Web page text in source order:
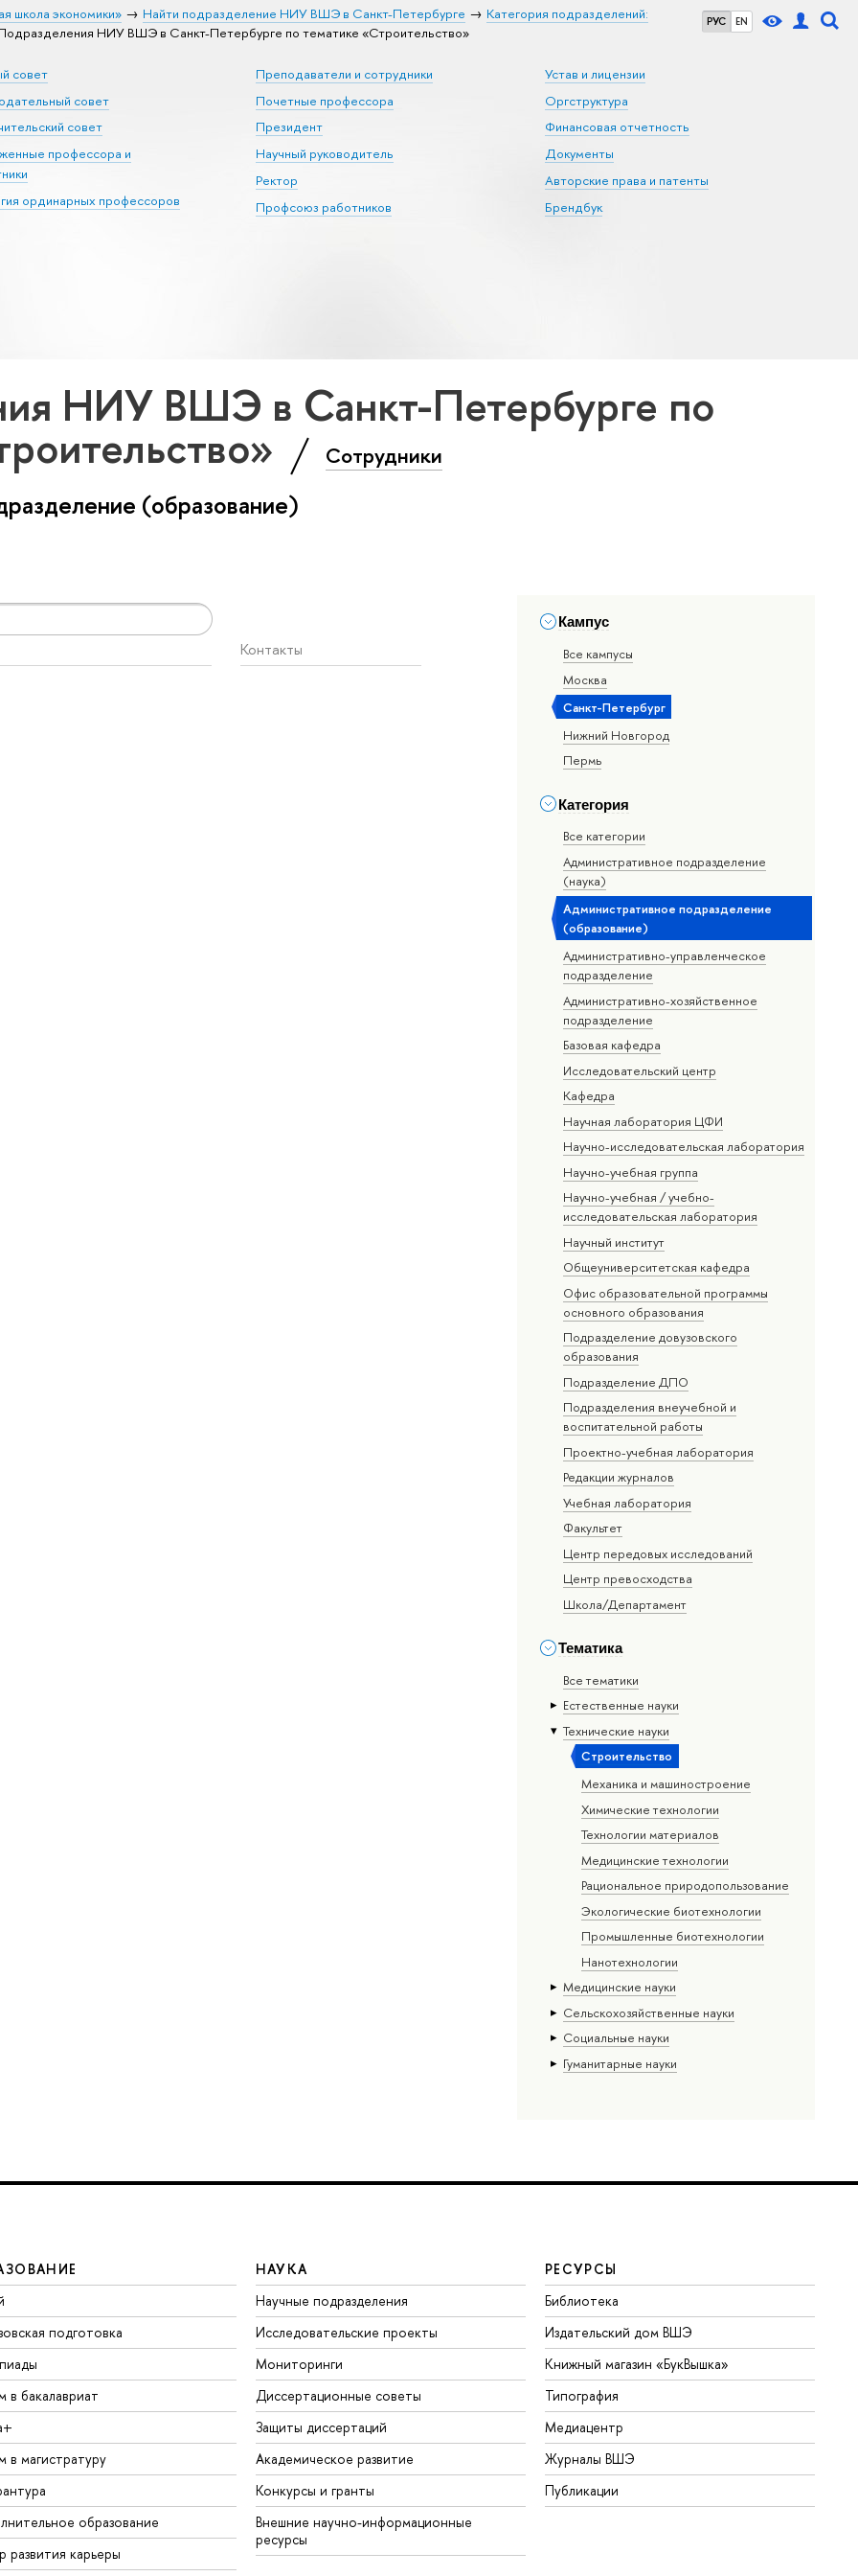
РУС EN
школа экономики» Найти подразделение НИУ ВШЭ в Санкт-Петербурге
Категория подразделений:
НИУ ВШЭ в Санкт-Петербурге по тематике «Строительство»
совет
совет
совет
профессора и
ординарных профессоров
Преподаватели и сотрудники
Почетные профессора
Президент
Научный руководитель
Ректор
Профсоюз работников
Устав и лицензии
Оргструктура
Финансовая отчетность
Документы
Авторские права и патенты
Брендбук
НИУ ВШЭ в Санкт-Петербурге по
Сотрудники
(образование)
Кампус
Все кампусы
Москва
Санкт-Петербург
Нижний Новгород
Пермь
Категория
Все категории
Административное подразделение
(наука)
Административное подразделение
(образование)
Административно-управленческое
подразделение
Административно-хозяйственное
подразделение
Базовая кафедра
Исследовательский центр
Кафедра
Научная лаборатория ЦФИ
Научно-исследовательская лаборатория
Научно-учебная группа
Научно-учебная / учебно-
исследовательская лаборатория
Научный институт
Общеуниверситетская кафедра
Офис образовательной программы
основного образования
Подразделение довузовского
образования
Подразделение ДПО
Подразделения внеучебной и
воспитательной работы
Проектно-учебная лаборатория
Редакции журналов
Учебная лаборатория
Факультет
Центр передовых исследований
Центр превосходства
Школа/Департамент
Тематика
Все тематики
Естественные науки
Тех­ничес­кие науки
Строительство
Механика и машиностроение
Химические технологии
Технологии материалов
Медицинские технологии
Рациональное природопользование
Экологические биотехнологии
Промышленные биотехнологии
Нанотехнологии
Медицинские науки
Сельскохозяйственные науки
Социальные науки
Гуманитарные науки
Контакты
подготовка
в бакалавриат
в магистратуру
образование
развития карьеры
НАУКА
Научные подразделения
Исследовательские проекты
Мониторинги
Диссертационные советы
Защиты диссертаций
Академическое развитие
Конкурсы и гранты
Внешние научно-информационные
ресурсы
РЕСУРСЫ
Библиотека
Издательский дом ВШЭ
Книжный магазин «БукВышка»
Типография
Медиацентр
Журналы ВШЭ
Публикации